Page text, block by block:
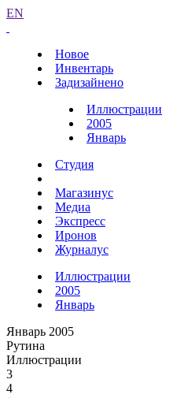
EN
Новое
Инвентарь
Задизайнено
Иллюстрации
2005
Январь
Студия
Магазинус
Медиа
Экспресс
Иронов
Журналус
Иллюстрации
2005
Январь
Январь 2005
Рутина
Иллюстрации
3
4